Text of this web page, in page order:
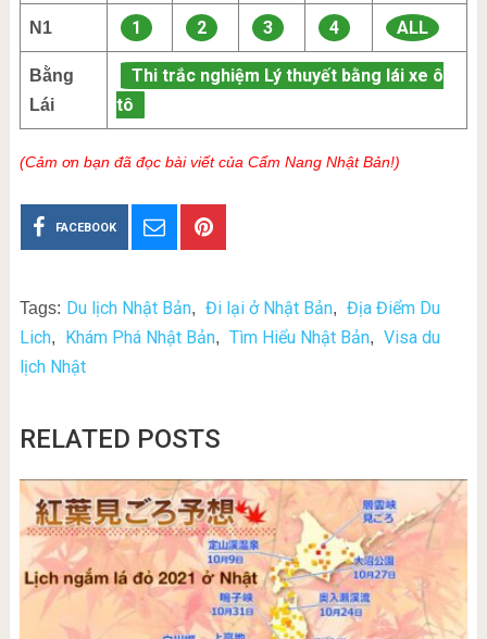
N1 1 2 3 4 ALL
Bằng
Lái
Thi trắc nghiệm Lý thuyết bằng lái xe ô
tô
(Cảm ơn bạn đã đọc bài viết của Cẩm Nang Nhật Bản!)
FACEBOOK
Tags: Du lịch Nhật Bản, Đi lại ở Nhật Bản, Địa Điểm Du
Lich, Khám Phá Nhật Bản, Tìm Hiểu Nhật Bản, Visa du
lịch Nhật
RELATED POSTS